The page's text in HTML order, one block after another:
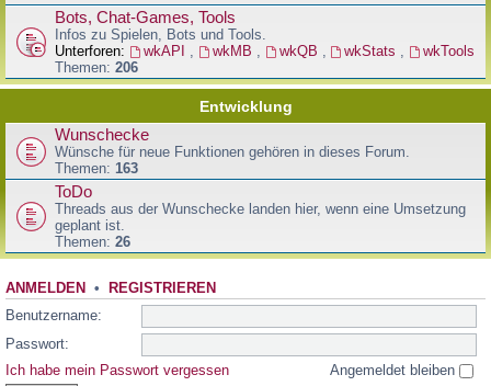
Bots, Chat-Games, Tools
Infos zu Spielen, Bots und Tools.
Unterforen:
wkAPI , wkMB , wkQB , wkStats ,
wkTools
Themen: 206
Entwicklung
Wunschecke
Wünsche für neue Funktionen gehören in dieses Forum.
Themen: 163
ToDo
Threads aus der Wunschecke landen hier, wenn eine Umsetzung
geplant ist.
Themen: 26
ANMELDEN • REGISTRIEREN
Benutzername:
Passwort:
Ich habe mein Passwort vergessen
Angemeldet bleiben